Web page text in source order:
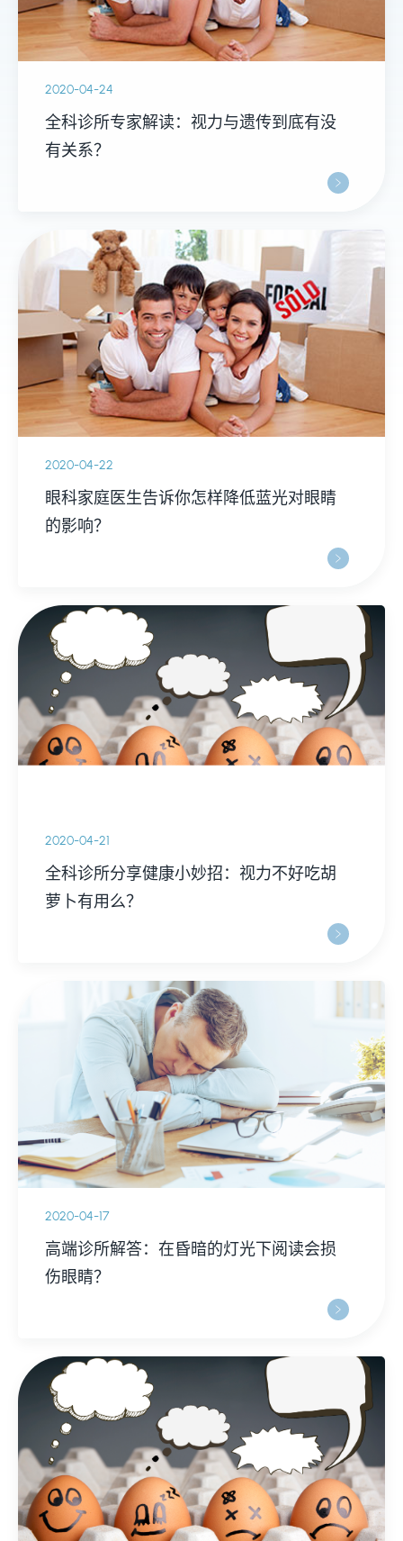
2020-04-24
全科诊所专家解读：视力与遗传到底有没
有关系？
2020-04-22
眼科家庭医生告诉你怎样降低蓝光对眼睛
的影响？
2020-04-21
全科诊所分享健康小妙招：视力不好吃胡
萝卜有用么？
2020-04-17
高端诊所解答：在昏暗的灯光下阅读会损
伤眼睛？